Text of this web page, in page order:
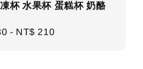
杯 水果杯 蛋糕杯 奶酪
- NT$ 210